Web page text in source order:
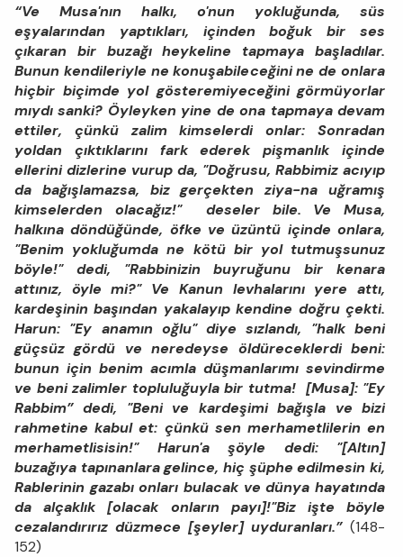
“Ve Musa'nın halkı, o'nun yokluğunda, süs
eşyalarından yaptıkları, içinden boğuk bir ses
çıkaran bir buzağı heykeline tapmaya başladılar.
Bunun kendileriyle ne konuşabileceğini ne de onlara
hiçbir biçimde yol gösteremiyeceğini görmüyorlar
mıydı sanki? Öyleyken yine de ona tapmaya devam
ettiler, çünkü zalim kimselerdi onlar: Sonradan
yoldan çıktıklarını fark ederek pişmanlık içinde
ellerini dizlerine vurup da, "Doğrusu, Rabbimiz acıyıp
da bağışlamazsa, biz gerçekten ziya-na uğramış
kimselerden olacağız!" deseler bile. Ve Musa,
halkına döndüğünde, öfke ve üzüntü içinde onlara,
"Benim yokluğumda ne kötü bir yol tutmuşsunuz
böyle!" dedi, "Rabbinizin buyruğunu bir kenara
attınız, öyle mi?" Ve Kanun levhalarını yere attı,
kardeşinin başından yakalayıp kendine doğru çekti.
Harun: "Ey anamın oğlu" diye sızlandı, "halk beni
güçsüz gördü ve neredeyse öldüreceklerdi beni:
bunun için benim acımla düşmanlarımı sevindirme
ve beni zalimler topluluğuyla bir tutma! [Musa]: "Ey
Rabbim” dedi, "Beni ve kardeşimi bağışla ve bizi
rahmetine kabul et: çünkü sen merhametlilerin en
merhametlisisin!" Harun'a şöyle dedi: "[Altın]
buzağıya tapınanlara gelince, hiç şüphe edilmesin ki,
Rablerinin gazabı onları bulacak ve dünya hayatında
da alçaklık [olacak onların payı]!"Biz işte böyle
cezalandırırız düzmece [şeyler] uyduranları.” (148-
152)